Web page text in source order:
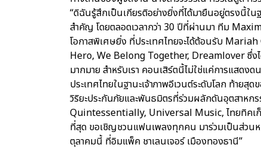
“ดิฉันรู้สึกเป็นเกียรติอย่างยิ่งที่ได้มายืนอยู่ตรงนี้ใ
สำคัญ โดยตลอดเวลากว่า 30 ปีที่ผ่านมา ทีม
โอกาสพิเศษยิ่ง ที่ประเทศไทยจะได้ต้อนรับ
Hero, We Belong Together, Dreamlover ซึ่ง
มากมาย สำหรับเรา คอนเสิร์ตนี้ไม่ใช่แค่การแสด
ประเทศไทยในฐานะเจ้าภาพอีเวนต์ระดับโลก ท้า
วิริยะประกันภัยและพันธมิตรที่ร่วมผลักดันอุตสาหกร
Quintessentially, Universal Music, ไทยทิคเ
ที่สุด ขอเชิญชวนแฟนเพลงทุกคน มาร่วมเป็นส่วนห
ตุลาคมนี้ ที่อิมแพ็ค ชาเลนเจอร์ เมืองทองธานี”